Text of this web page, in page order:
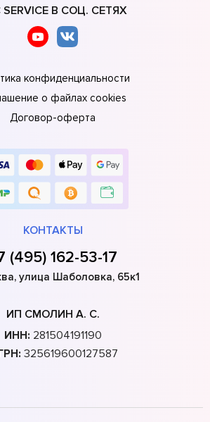
SERVICE В СОЦ. СЕТЯХ
конфиденциальности
о файлах cookies
Договор-оферта
КОНТАКТЫ
(495) 162-53-17
улица Шаболовка, 65к1
ИП СМОЛИН А. С.
ИНН: 281504191190
325619600127587